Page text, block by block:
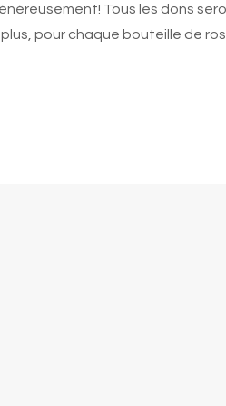
Tous les dons
pour chaque bouteille de